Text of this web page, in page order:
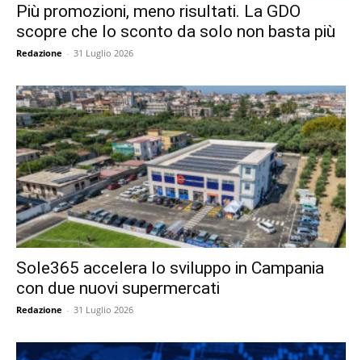
Più promozioni, meno risultati. La GDO
scopre che lo sconto da solo non basta più
Redazione - 31 Luglio 2026
Sole365 accelera lo sviluppo in Campania
con due nuovi supermercati
Redazione - 31 Luglio 2026